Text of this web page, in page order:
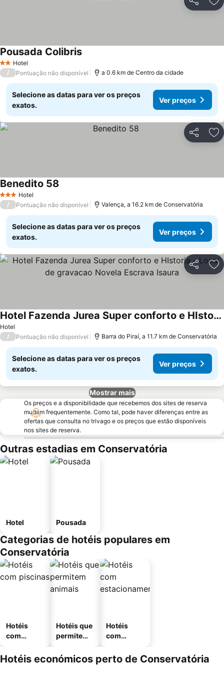
Partilhar
2 Estrelas
Hotel
Pousada Colibris
/ Pontuação não disponível a 0.6 km de Centro da cidade
Selecione as datas para ver os preços
exatos.
Ver preços
Partilhar
3 EstrelasHotel
Benedito 58
/ Pontuação não disponível Valença, a 16.2 km de Conservatória
Selecione as datas para ver os preços
exatos.
Ver preços
Partilhar
Hotel
Hotel Fazenda Jurea Super conforto e HIstoria - Local de gravacao Novela Escrava Isaura
/ Pontuação não disponível Barra do Piraí, a 11.7 km de Conservatória
Selecione as datas para ver os preços
exatos.
Ver preços
Mostrar mais
Os preços e a disponibilidade que recebemos dos sites de reserva
mudam frequentemente. Como tal, pode haver diferenças entre as
ofertas que consulta no trivago e os preços que estão disponíveis
nos sites de reserva.
Outras estadias em Conservatória
Hotel Pousada
Categorias de hotéis populares em
Conservatória
Hotéis
com
Hotéis que
permitem
Hotéis
com
mento
Hotéis económicos perto de Conservatória